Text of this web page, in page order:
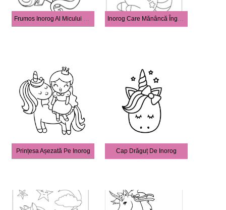
Frumos Inorog Al Micului Ponei Inorog Care Mănâncă Înghețată
Prințesa Așezată Pe Inorog Cap Drăguț De Inorog